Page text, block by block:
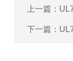
上一篇：
下一篇：